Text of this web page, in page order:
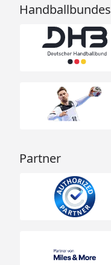
Handballbundes
Partner